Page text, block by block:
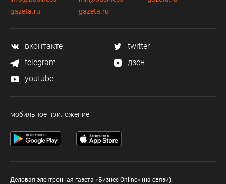
gazeta.ru
gazeta.ru
вконтакте
twitter
telegram
дзен
youtube
мобильное приложение
Деловая электронная газета «Бизнес Online» (на связи).